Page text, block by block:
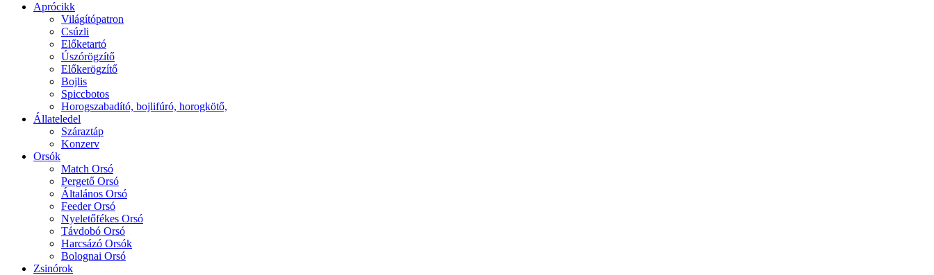
Aprócikk
Világítópatron
Csúzli
Előketartó
Úszórögzítő
Előkerögzítő
Bojlis
Spiccbotos
Horogszabadító, bojlifúró, horogkötő,
Állateledel
Száraztáp
Konzerv
Orsók
Match Orsó
Pergető Orsó
Általános Orsó
Feeder Orsó
Nyeletőfékes Orsó
Távdobó Orsó
Harcsázó Orsók
Bolognai Orsó
Zsinórok